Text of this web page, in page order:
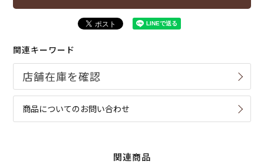
関連キーワード
商品についてのお問い合わせ
関連商品